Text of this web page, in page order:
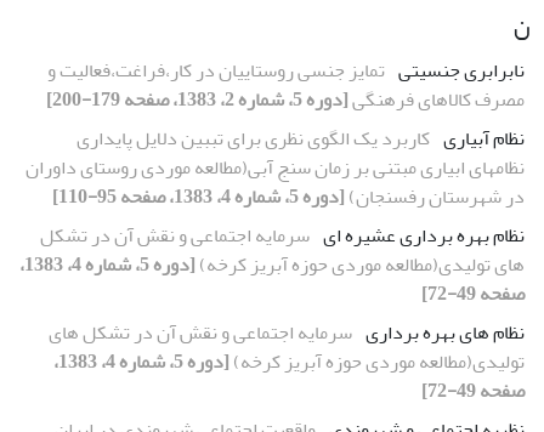
ن
نابرابری جنسیتی تمایز جنسی روستاییان در کار،فراغت،فعالیت و
مصرف کالاهای فرهنگی[دوره 5، شماره 2، 1383، صفحه 179-200]
نظام آبیاری کاربرد یک الگوی نظری برای تببین دلایل پایداری
نظامهای ابیاری مبتنی بر زمان سنج آبی(مطالعه موردی روستای داوران
در شهرستان رفسنجان)[دوره 5، شماره 4، 1383، صفحه 95-110]
نظام بهره برداری عشیره ای سرمایه اجتماعی و نقش آن در تشکل
های تولیدی(مطالعه موردی حوزه آبریز کرخه)
[دوره 5، شماره 4، 1383،
صفحه 49-72]
نظام های بهره برداری سرمایه اجتماعی و نقش آن در تشکل های
تولیدی(مطالعه موردی حوزه آبریز کرخه)
[دوره 5، شماره 4، 1383،
صفحه 49-72]